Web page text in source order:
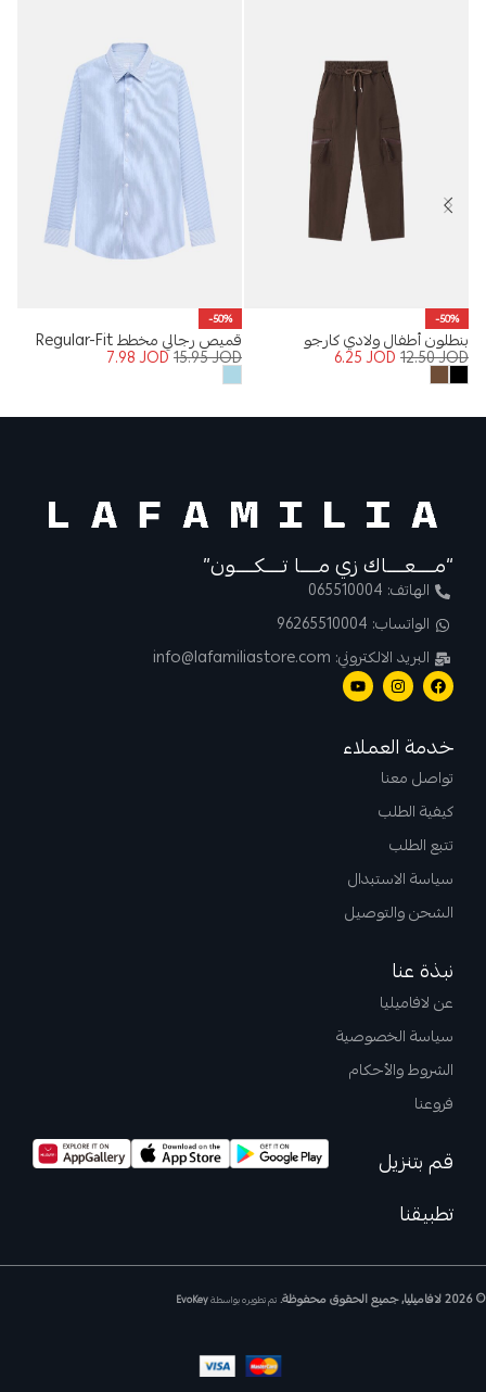
-50%
بنطلون أطفال ولادي كارجو
12.50JOD
6.25JOD
-50%
قميص رجالي مخطط Regular-Fit
15.95JOD
7.98JOD
“مــــعــــاك زي مــــا تــــكــــون”
الهاتف: 065510004
الواتساب: 96265510004
البريد الالكتروني: info@lafamiliastore.com
خدمة العملاء
تواصل معنا
كيفية الطلب
تتبع الطلب
سياسة الاستبدال
الشحن والتوصيل
نبذة عنا
عن لافاميليا
سياسة الخصوصية
الشروط والأحكام
فروعنا
قم بتنزيل
تطبيقنا
© 2026 لافاميليا, جميع الحقوق محفوظة. تم تطويره بواسطةEvoKey